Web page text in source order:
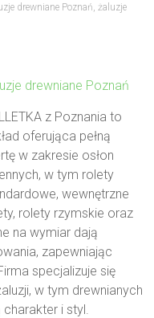
drewniane Poznań,żaluzje
drewniane Poznań
z Poznania to
oferująca pełną
w zakresie osłon
w tym rolety
wewnętrzne
rolety rzymskie oraz
na wymiar dają
zapewniając
specjalizuje się
w tym drewnianych
i styl.